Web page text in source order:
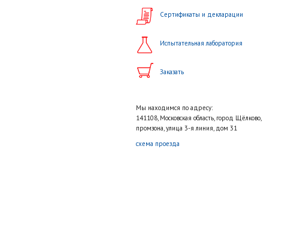
Сертификаты и декларации
Испытательная лаборатория
Заказать
Мы находимся по адресу:
141108, Московская область, город Щёлково,
промзона, улица 3-я линия, дом 31
схема проезда